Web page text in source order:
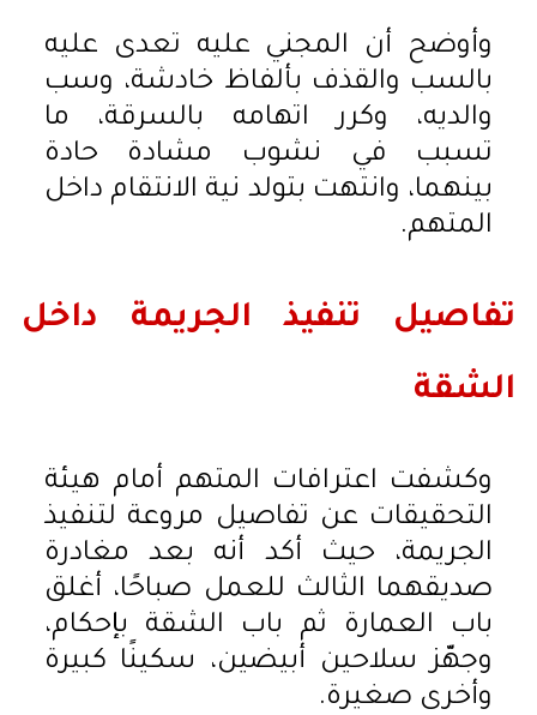
وأوضح أن المجني عليه تعدى عليه
بالسب والقذف بألفاظ خادشة، وسب
والديه، وكرر اتهامه بالسرقة، ما
تسبب في نشوب مشادة حادة
بينهما، وانتهت بتولد نية الانتقام داخل
المتهم.
تفاصيل تنفيذ الجريمة داخل
الشقة
وكشفت اعترافات المتهم أمام هيئة
التحقيقات عن تفاصيل مروعة لتنفيذ
الجريمة، حيث أكد أنه بعد مغادرة
صديقهما الثالث للعمل صباحًا، أغلق
باب العمارة ثم باب الشقة بإحكام،
وجهّز سلاحين أبيضين، سكينًا كبيرة
وأخرى صغيرة.